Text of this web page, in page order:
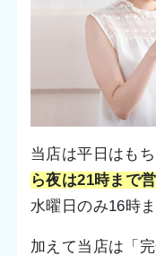
当店は平日はもち
ら夜は21時まで
水曜日のみ16時
加えて当店は「